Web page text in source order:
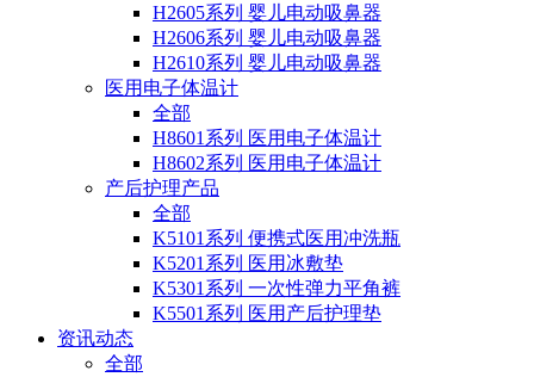
H2605系列 婴儿电动吸鼻器
H2606系列 婴儿电动吸鼻器
H2610系列 婴儿电动吸鼻器
医用电子体温计
全部
H8601系列 医用电子体温计
H8602系列 医用电子体温计
产后护理产品
全部
K5101系列 便携式医用冲洗瓶
K5201系列 医用冰敷垫
K5301系列 一次性弹力平角裤
K5501系列 医用产后护理垫
资讯动态
全部